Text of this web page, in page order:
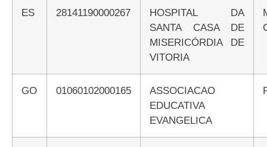
ES 28141190000267
HOSPITAL DA
SANTA CASA DE
MISERICÓRDIA DE
VITORIA
GO 01060102000165
ASSOCIACAO
EDUCATIVA
EVANGELICA